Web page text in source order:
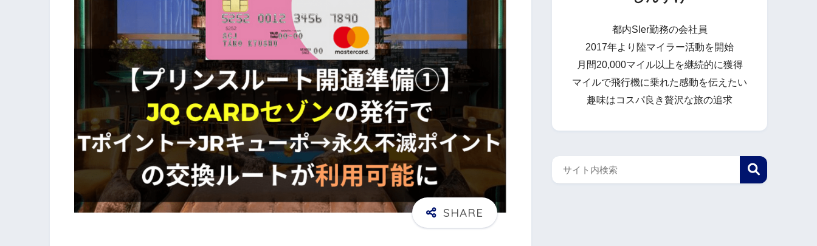
都内SIer勤務の会社員
2017年より陸マイラー活動を開始
月間20,000マイル以上を継続的に獲得
マイルで飛行機に乗れた感動を伝えたい
趣味はコスパ良き贅沢な旅の追求